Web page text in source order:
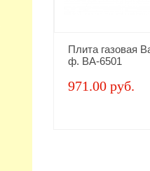
Плита газовая
ф. ВА-6501
971.00 руб.